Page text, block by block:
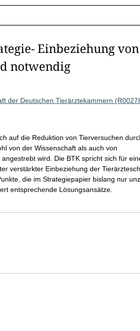
Einbeziehung von
notwendig
der Deutschen Tierärztekammern
auf die Reduktion von Tierversuchen
von der Wissenschaft als auch von
wird. Die BTK spricht sich für
verstärkter Einbeziehung der
die im Strategiepapier bislang nur
entsprechende Lösungsansätze.